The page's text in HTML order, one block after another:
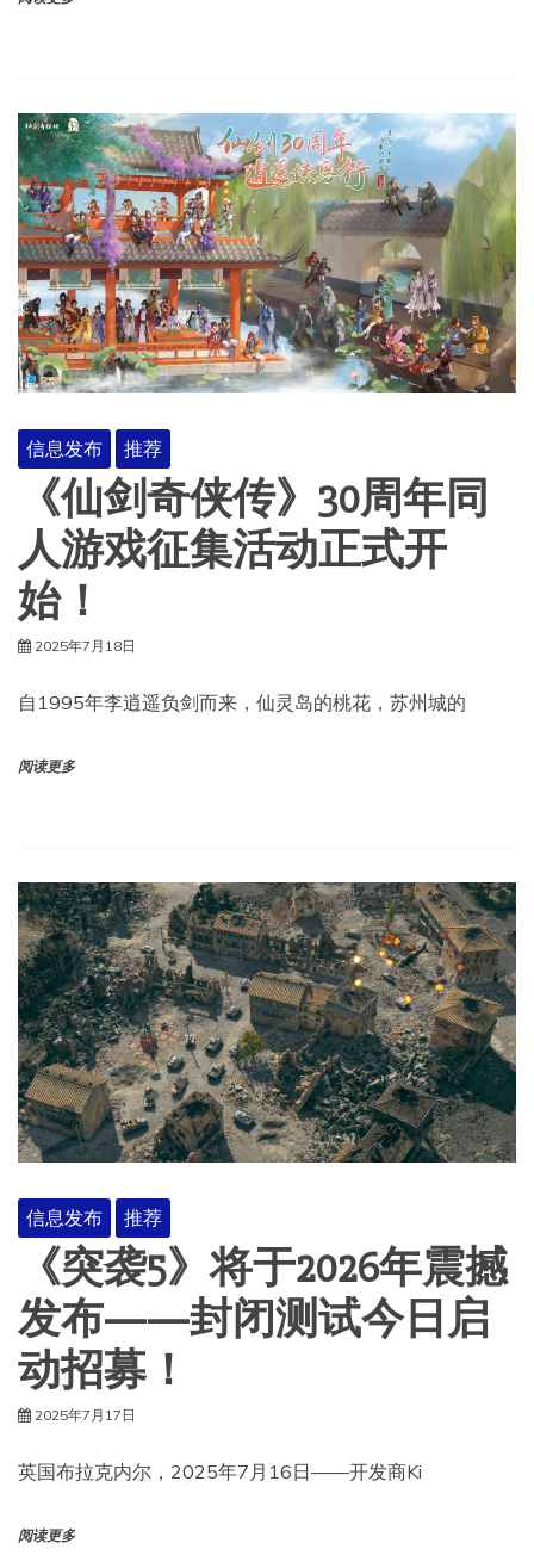
信息发布 推荐
《仙剑奇侠传》30周年同
人游戏征集活动正式开
始！
2025年7月18日
自1995年李逍遥负剑而来，仙灵岛的桃花，苏州城的
阅读更多
信息发布 推荐
《突袭5》将于2026年震撼
发布——封闭测试今日启
动招募！
2025年7月17日
英国布拉克内尔，2025年7月16日——开发商Ki
阅读更多